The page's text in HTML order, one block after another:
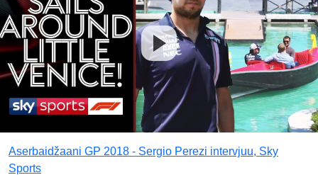
Aserbaidžaani GP 2018 - Sergio Perezi intervjuu, Sky
Sports